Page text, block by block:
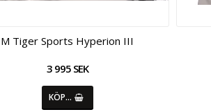
M Tiger Sports Hyperion III
3 995 SEK
KÖP…